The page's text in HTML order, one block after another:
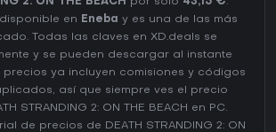
en Eneba y es una de las más
Todas las claves en XD.deals se
y se pueden descargar al instante
precios ya incluyen comisiones y códigos
así que siempre ves el precio
STRANDING 2: ON THE BEACH en PC.
de precios de DEATH STRANDING 2: ON